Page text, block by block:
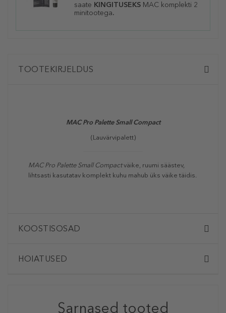
saate KINGITUSEKS MAC komplekti 2
minitootega.
TOOTEKIRJELDUS
MAC Pro Palette Small Compact
(Lauvärvipalett)
MAC Pro Palette Small Compactväike, ruumi säästev,
lihtsasti kasutatav komplekt kuhu mahub üks väike täidis.
KOOSTISOSAD
HOIATUSED
Sarnased tooted